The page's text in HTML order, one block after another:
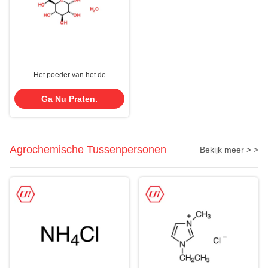
Het poeder van het de
CAS 5996-10-1 C6H14O7 in
voedsel
Ga Nu Praten.
Agrochemische Tussenpersonen Bekijk meer > >